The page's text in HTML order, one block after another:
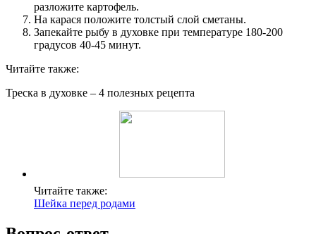
разложите картофель.
На карася положите толстый слой сметаны.
Запекайте рыбу в духовке при температуре 180-200
градусов 40-45 минут.
Читайте также:
Треска в духовке – 4 полезных рецепта
Читайте также:
Шейка перед родами